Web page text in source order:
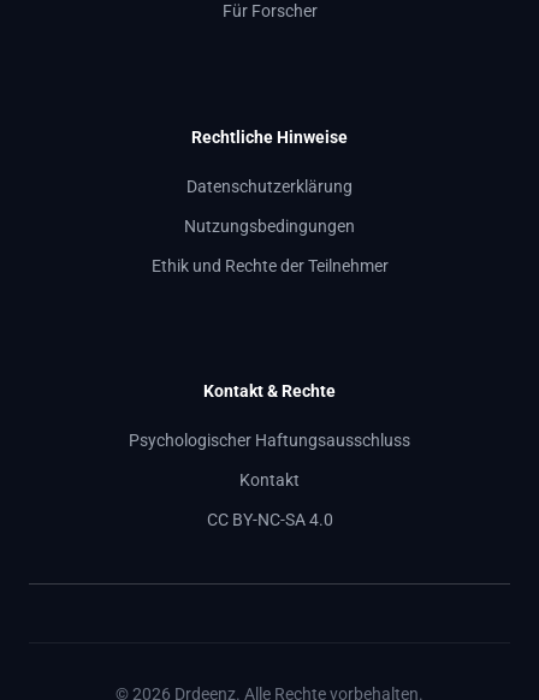
Für Forscher
Rechtliche Hinweise
Datenschutzerklärung
Nutzungsbedingungen
Ethik und Rechte der Teilnehmer
Kontakt & Rechte
Psychologischer Haftungsausschluss
Kontakt
CC BY-NC-SA 4.0
© 2026 Drdeenz. Alle Rechte vorbehalten.